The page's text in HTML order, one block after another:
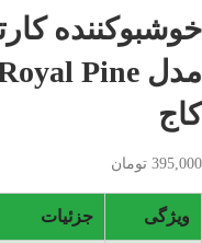
خوشبوکننده
کاج
395,000 تومان
ویژگی جزئیات